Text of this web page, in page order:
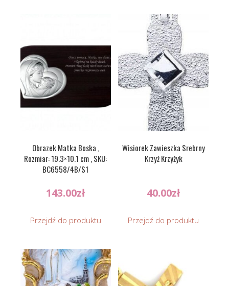
Obrazek Matka Boska ,
Rozmiar: 19.3×10.1 cm , SKU:
BC6558/4B/S1
143.00zł
Przejdź do produktu
Wisiorek Zawieszka Srebrny
Krzyż Krzyżyk
40.00zł
Przejdź do produktu